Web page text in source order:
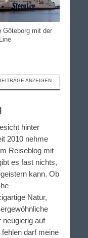
Göteborg mit der
ANZEIGEN
hinter
2010 nehme
Reiseblog mit
es fast nichts,
kann. Ob
Natur,
neugierig auf
darf meine